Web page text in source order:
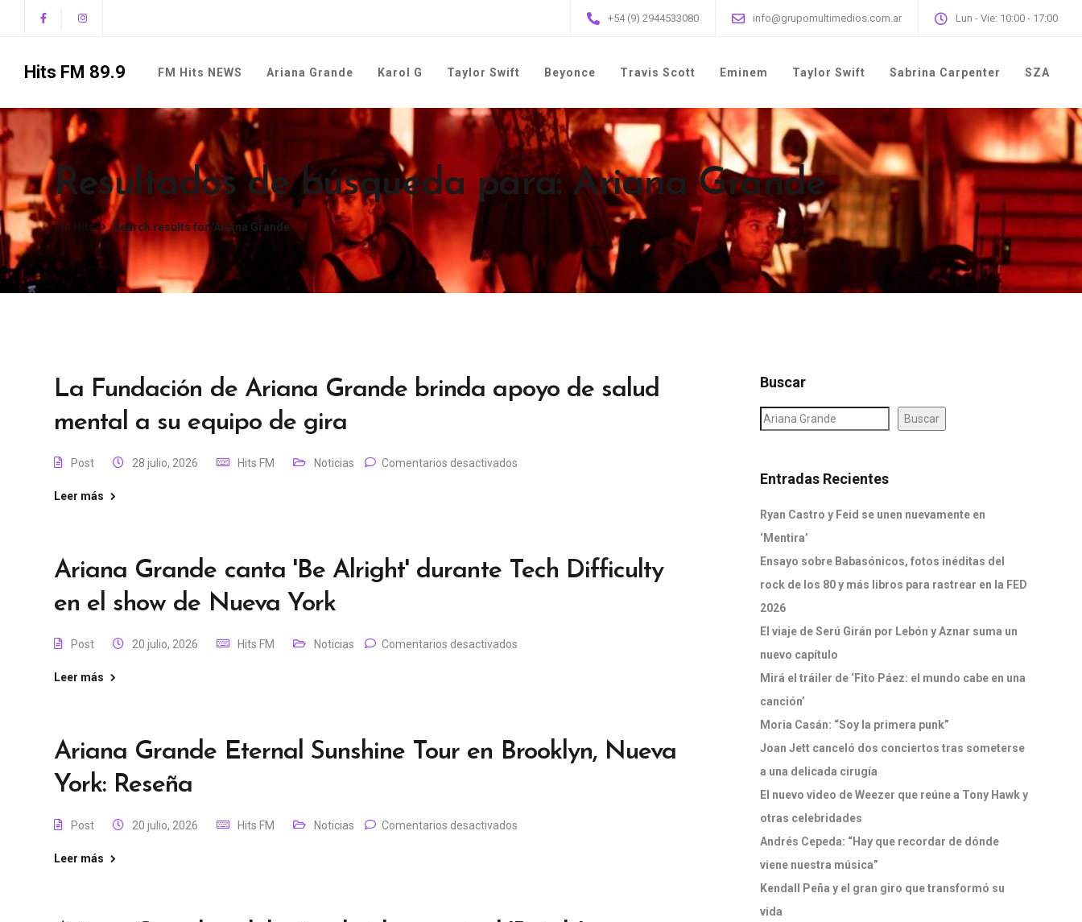
+54 (9) 2944533080 info@grupomultimedios.com.ar Lun - Vie: 10:00 - 17:00
Hits FM 89.9 FM Hits NEWS Ariana Grande Karol G Taylor Swift Beyonce Travis Scott Eminem Taylor Swift Sabrina Carpenter SZA
Resultados de búsqueda para: Ariana Grande
FM Hits Search results for 'Ariana Grande'
La Fundación de Ariana Grande brinda apoyo de salud
mental a su equipo de gira
Post 28 julio, 2026 Hits FM Noticias Comentarios desactivados
Leer más
Ariana Grande canta 'Be Alright' durante Tech Difficulty
en el show de Nueva York
Post 20 julio, 2026 Hits FM Noticias Comentarios desactivados
Leer más
Ariana Grande Eternal Sunshine Tour en Brooklyn, Nueva
York: Reseña
Post 20 julio, 2026 Hits FM Noticias Comentarios desactivados
Leer más
Buscar
Buscar
Entradas Recientes
Ryan Castro y Feid se unen nuevamente en
‘Mentira’
Ensayo sobre Babasónicos, fotos inéditas del
rock de los 80 y más libros para rastrear en la FED
2026
El viaje de Serú Girán por Lebón y Aznar suma un
nuevo capítulo
Mirá el tráiler de ‘Fito Páez: el mundo cabe en una
canción’
Moria Casán: “Soy la primera punk”
Joan Jett canceló dos conciertos tras someterse
a una delicada cirugía
El nuevo video de Weezer que reúne a Tony Hawk y
otras celebridades
Andrés Cepeda: “Hay que recordar de dónde
viene nuestra música”
Kendall Peña y el gran giro que transformó su
vida